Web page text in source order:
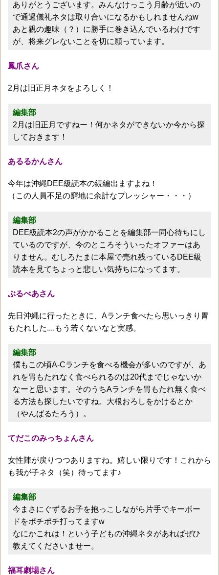
ありがとうございます。みんなけっこう月齢が近いの
で通過儀礼ネタは取り合いになるかもしれませんねw
あと親の趣味（？）に勝手に巻き込んでいるわけです
が、将来グレないことを切に願っています。
鳳爪さん
2月は旧正月ネタをよろしく！
編集部
2月は旧正月ですねー！何かネタができないか今から探
しておきます！
あるるかんさん
今年は沖縄DEE級読本の続編出ますよね！
（この人員不足の窮地に余計なプレッシャー・・・）
編集部
DEE級読本2の声がかかることを編集部一同心待ちにし
ているのですが、今のところそういったオファーはあ
りません。むしろたまに本屋で売れ残っているDEE級
読本を見てちょっと悲しい気持ちになってます。
ぶるべあさん
先日沖縄に行ったときに、Aランチ食べたら思いっきり胃
もたれした....もう若くないなと実感。
編集部
僕もこの頃A-Cランチを食べる機会が多いのですが、あ
れを胃もたれなく食べられるのは20代までじゃないか
なーと思います。そのうちAランチを胃もたれ無く食べ
る方法も探したいですね。大根おろしをかけるとか
（やんばるたろう）。
てだこのみっちょんさん
女性陣が戻りつつありますね。嬉しい限りです！これから
も我が子ネタ（笑）待ってます♪
編集部
今まさにぐずるお子を抱っこしながら片手でキーボー
ドをポチポチ打ってますw
なにかこれは！という子どもの沖縄ネタがあればぜひ
教えてくださいませー。
福耳劇場さん